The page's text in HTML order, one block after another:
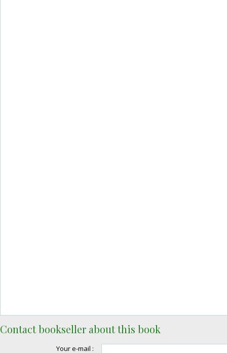
Contact bookseller about this book
Your e-mail :